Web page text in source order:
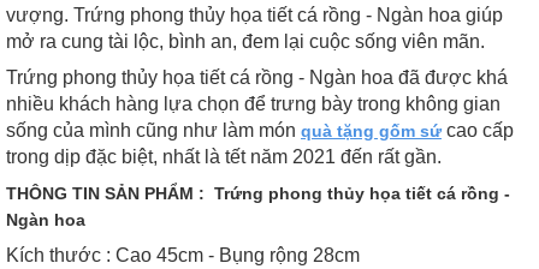
vượng. Trứng phong thủy họa tiết cá rồng - Ngàn hoa giúp
mở ra cung tài lộc, bình an, đem lại cuộc sống viên mãn.
Trứng phong thủy họa tiết cá rồng - Ngàn hoa đã được khá
nhiều khách hàng lựa chọn để trưng bày trong không gian
sống của mình cũng như làm món quà tặng gốm sứcao cấp
trong dịp đặc biệt, nhất là tết năm 2021 đến rất gần.
THÔNG TIN SẢN PHẨM : Trứng phong thủy họa tiết cá rồng -
Ngàn hoa
Kích thước : Cao 45cm - Bụng rộng 28cm